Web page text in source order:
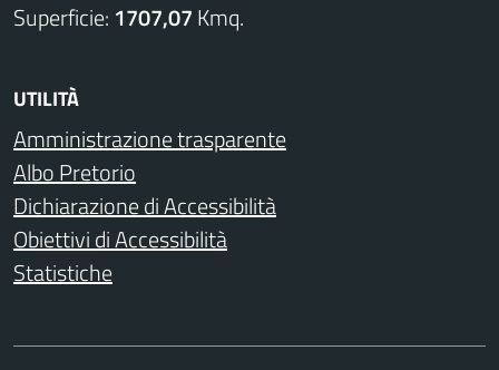
Superficie: 1707,07Kmq.
UTILITÀ
Amministrazione trasparente
Albo Pretorio
Dichiarazione di Accessibilità
Obiettivi di Accessibilità
Statistiche